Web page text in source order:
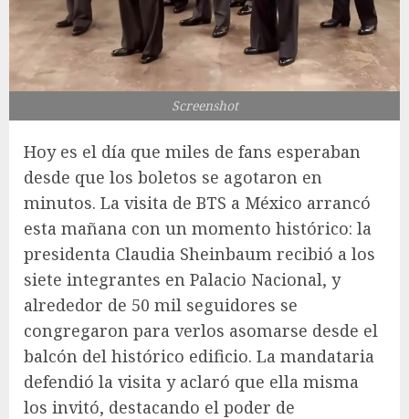
Screenshot
Hoy es el día que miles de fans esperaban
desde que los boletos se agotaron en
minutos. La visita de BTS a México arrancó
esta mañana con un momento histórico: la
presidenta Claudia Sheinbaum recibió a los
siete integrantes en Palacio Nacional, y
alrededor de 50 mil seguidores se
congregaron para verlos asomarse desde el
balcón del histórico edificio. La mandataria
defendió la visita y aclaró que ella misma
los invitó, destacando el poder de